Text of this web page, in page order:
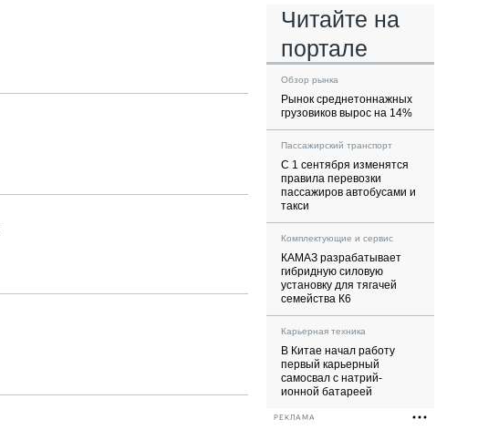
Читайте на
портале
Обзор рынка
Рынок среднетоннажных
грузовиков вырос на 14%
Пассажирский транспорт
С 1 сентября изменятся
правила перевозки
пассажиров автобусами и
такси
Комплектующие и сервис
КАМАЗ разрабатывает
гибридную силовую
установку для тягачей
семейства К6
Карьерная техника
В Китае начал работу
первый карьерный
самосвал с натрий-
ионной батареей
РЕКЛАМА